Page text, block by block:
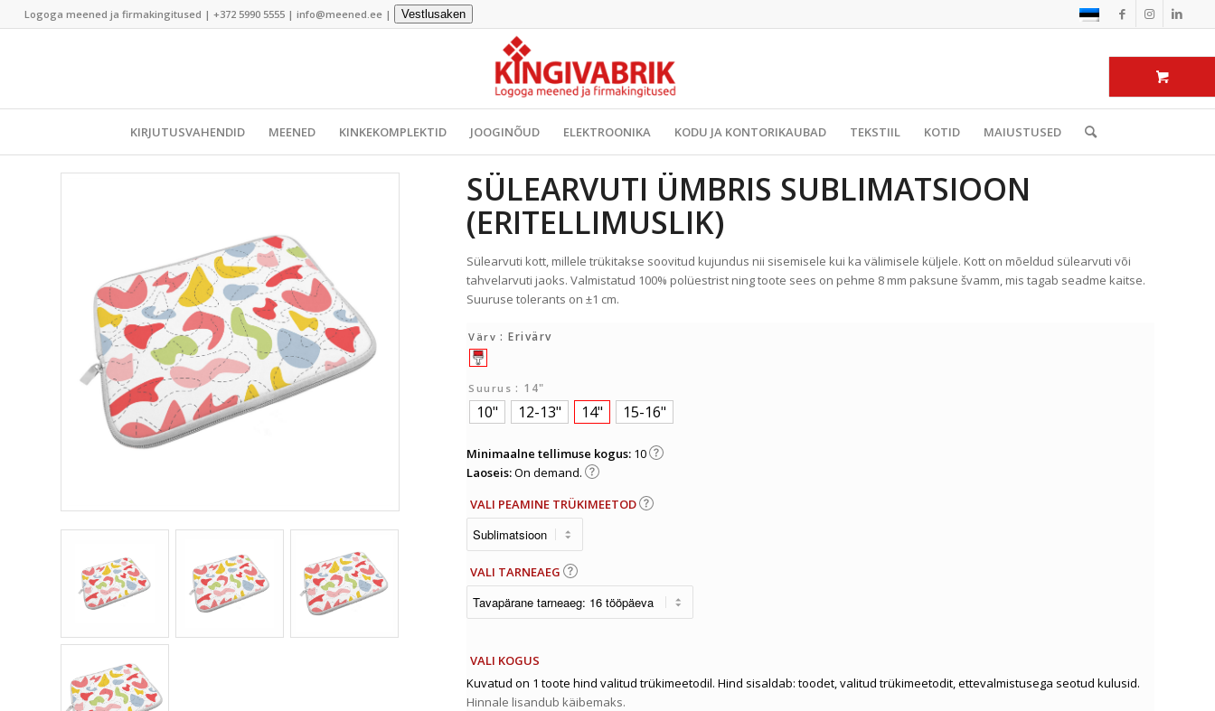
Logoga meened ja firmakingitused | +372 5990 5555| info@meened.ee| Vestlusaken
KIRJUTUSVAHENDID MEENED KINKEKOMPLEKTID JOOGINÕUD ELEKTROONIKA KODU JA KONTORIKAUBAD TEKSTIIL KOTID MAIUSTUSED
SÜLEARVUTI ÜMBRIS SUBLIMATSIOON
(ERITELLIMUSLIK)
Sülearvuti kott, millele trükitakse soovitud kujundus nii sisemisele kui ka välimisele küljele. Kott on mõeldud sülearvuti või
tahvelarvuti jaoks. Valmistatud 100% polüestrist ning toote sees on pehme 8 mm paksune švamm, mis tagab seadme kaitse.
Suuruse tolerants on ±1 cm.
Värv : Erivärv
Suurus : 14"
10" 12-13" 14" 15-16"
Minimaalne tellimuse kogus: 10
Laoseis:On demand.
VALI PEAMINE TRÜKIMEETOD
VALI TARNEAEG
VALI KOGUS
Kuvatud on 1 toote hind valitud trükimeetodil. Hind sisaldab: toodet, valitud trükimeetodit, ettevalmistusega seotud kulusid.
Hinnale lisandub käibemaks.